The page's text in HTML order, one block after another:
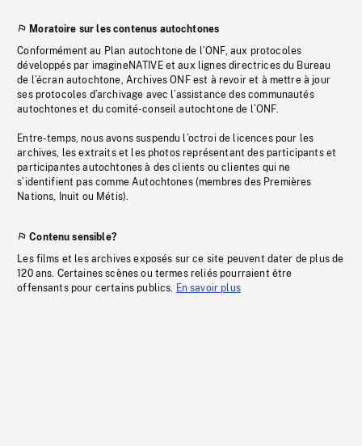
Moratoire sur les contenus autochtones
Conformément au Plan autochtone de l’ONF, aux protocoles
développés par imagineNATIVE et aux lignes directrices du Bureau
de l’écran autochtone, Archives ONF est à revoir et à mettre à jour
ses protocoles d’archivage avec l’assistance des communautés
autochtones et du comité-conseil autochtone de l’ONF.
Entre-temps, nous avons suspendu l’octroi de licences pour les
archives, les extraits et les photos représentant des participants et
participantes autochtones à des clients ou clientes qui ne
s’identifient pas comme Autochtones (membres des Premières
Nations, Inuit ou Métis).
Contenu sensible?
Les films et les archives exposés sur ce site peuvent dater de plus de
120 ans. Certaines scènes ou termes reliés pourraient être
offensants pour certains publics. En savoir plus